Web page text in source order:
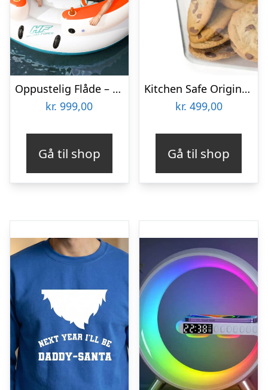
Oppustelig Flåde – Bestway Lazy Dayz
kr. 999,00
Gå til shop
Kitchen Safe Original – Bøtte med timer-lås
kr. 499,00
Gå til shop